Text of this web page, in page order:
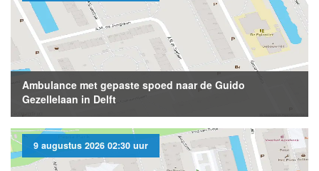
Ambulance met gepaste spoed naar de Guido
Gezellelaan in Delft
9 augustus 2026 02:30 uur